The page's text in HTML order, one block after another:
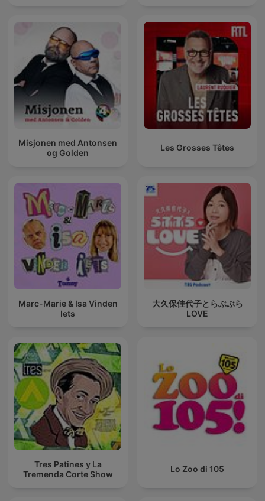
Misjonen med Antonsen
og Golden
Les Grosses Têtes
Marc-Marie & Isa Vinden
Iets
大久保佳代子とらぶぶら
LOVE
Tres Patines y La
Tremenda Corte Show
Lo Zoo di 105